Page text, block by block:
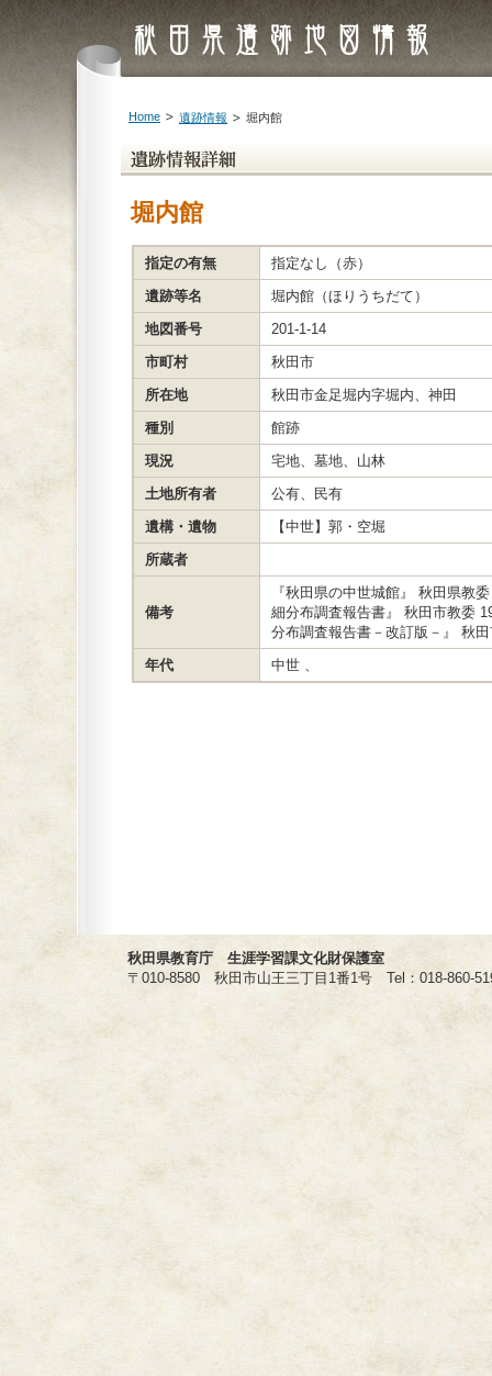
Home 遺跡情報 堀内館
堀内館
指定の有無
指定なし（赤）
遺跡等名
堀内館（ほりうちだて）
地図番号
201-1-14
市町村
秋田市
所在地
秋田市金足堀内字堀内、神田
種別
館跡
現況
宅地、墓地、山林
土地所有者
公有、民有
遺構・遺物
【中世】郭・空堀
所蔵者
備考
『秋田県の中世城館』 秋田県教
細分布調査報告書』 秋田市教委
分布調査報告書－改訂版－』 秋
年代
中世 、
秋田県教育庁 生涯学習課文化財保護室
〒010-8580 秋田市山王三丁目1番1号 Tel：018-860-